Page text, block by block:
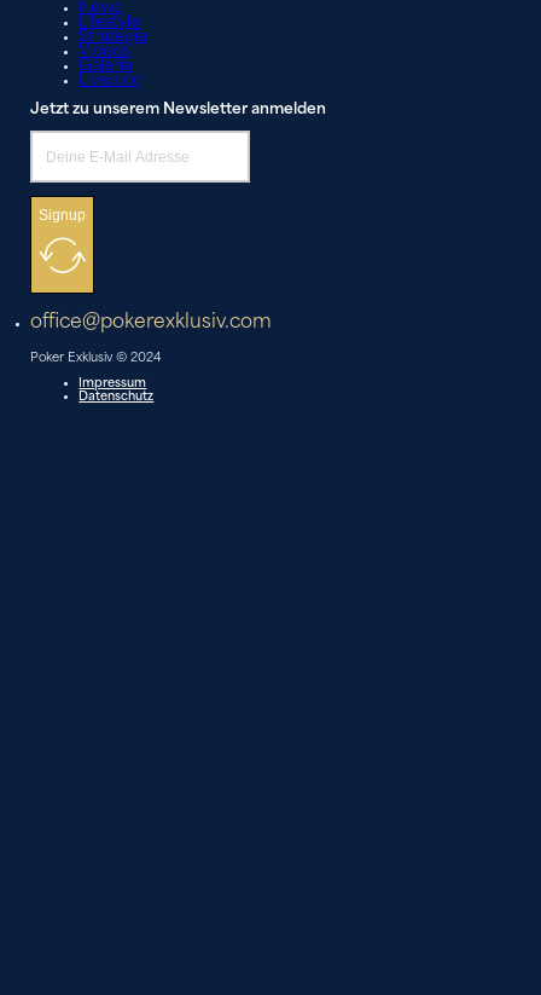
News
Lifestyle
Strategie
Videos
Galerie
Liveblog
Jetzt zu unserem Newsletter anmelden
Signup
office@pokerexklusiv.com
Poker Exklusiv © 2024
Impressum
Datenschutz